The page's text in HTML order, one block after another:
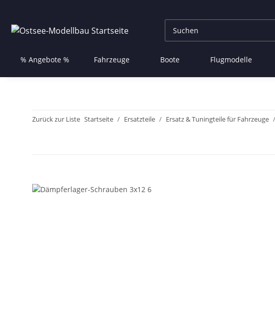
% Angebote % Fahrzeuge Boote Flugmodelle
Zurück zur Liste Startseite Ersatzteile Ersatz & Tuningteile für Fahrzeuge